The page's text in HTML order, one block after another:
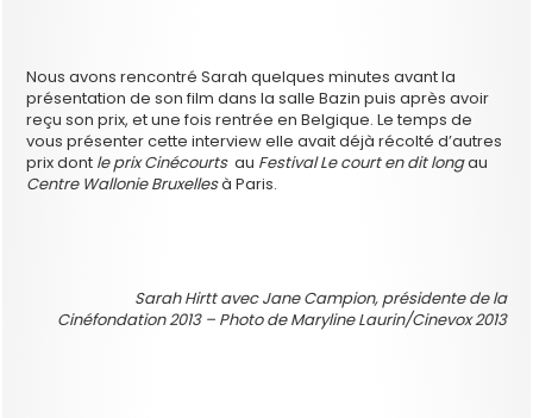
Nous avons rencontré Sarah quelques minutes avant la
présentation de son film dans la salle Bazin puis après avoir
reçu son prix, et une fois rentrée en Belgique. Le temps de
vous présenter cette interview elle avait déjà récolté d’autres
prix dont le prix Cinécourtsau Festival Le court en dit longau
Centre Wallonie Bruxellesà Paris.
Sarah Hirtt avec Jane Campion, présidente de la
Cinéfondation 2013 – Photo de Maryline Laurin/Cinevox 2013